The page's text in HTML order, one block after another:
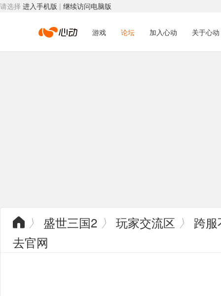
请选择 进入手机版 | 继续访问电脑版
心 游戏 论坛 加入心动 关于心动
 〉 盛世三国2 〉 玩家交流区 〉
跨
去官网